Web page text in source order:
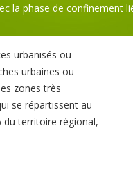
la phase de confinement
urbanisés ou
urbaines ou
zones très
se répartissent au
du territoire régional,